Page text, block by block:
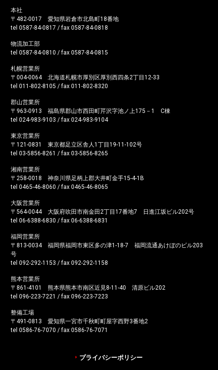
本社
〒482-0017 愛知県岩倉市北島町18番地
tel 0587-84-0817 / fax 0587-84-0818
物流加工部
tel 0587-84-0810 / fax 0587-84-0815
札幌営業所
〒004-0064 北海道札幌市厚別区厚別西四条2丁目12-33
tel 011-802-8105 / fax 011-802-8320
郡山営業所
〒963-0913 福島県郡山市西田町芹沢字池ノ上175－1 C棟
tel 024-983-9103 / fax 024-983-9104
東京営業所
〒121-0831 東京都足立区舎人1丁目19-11-102号
tel 03-5856-8261 / fax 03-5856-8265
湘南営業所
〒258-0018 神奈川県足柄上郡大井町金手15-4-1B
tel 0465-46-8060 / fax 0465-46-8065
大阪営業所
〒564-0044 大阪府吹田市南金田2丁目17番地7 日進江坂ビル202号
tel 06-6388-6830 / fax 06-6388-6831
福岡営業所
〒813-0034 福岡県福岡市東区多の津1-18-7 福岡流通あけぼのビル203
号
tel 092-292-1153 / fax 092-292-1158
熊本営業所
〒861-4101 熊本県熊本市南区近見8-11-40 清原ビル202
tel 096-223-7221 / fax 096-223-7223
整備工場
〒491-0813 愛知県一宮市千秋町町屋字西野3番地2
tel 0586-76-7070 / fax 0586-76-7071
プライバシーポリシー